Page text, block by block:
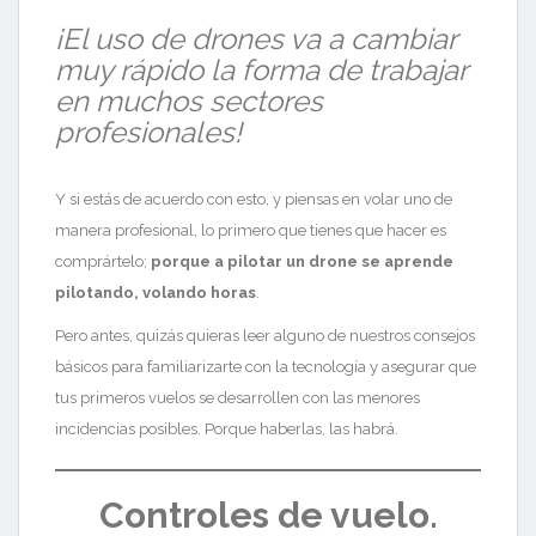
¡El uso de drones va a cambiar
muy rápido la forma de trabajar
en muchos sectores
profesionales!
Y si estás de acuerdo con esto, y piensas en volar uno de
manera profesional, lo primero que tienes que hacer es
comprártelo; porque a pilotar un drone se aprende
pilotando, volando horas
Pero antes, quizás quieras leer alguno de nuestros consejos
básicos para familiarizarte con la tecnología y asegurar que
tus primeros vuelos se desarrollen con las menores
incidencias posibles. Porque haberlas, las habrá.
Controles de vuelo.